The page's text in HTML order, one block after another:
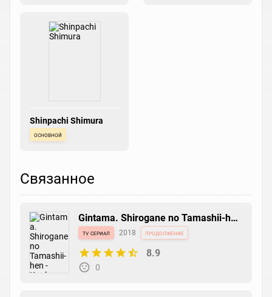
Shinpachi Shimura
основной
Связанное
Gintama. Shirogane no Tamashii-hen
- Kouhan-sen
tv сериал 2018 продолжение
8.9
0